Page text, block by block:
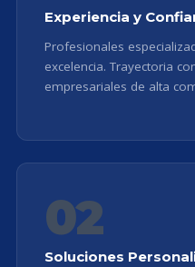
Experiencia y
Profesionales
excelencia. Trayectoria
empresariales de alta
02
Soluciones